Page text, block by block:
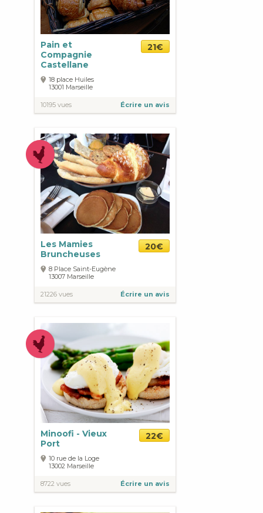
Pain et
Compagnie
Castellane
21€
18 place Huiles
13001 Marseille
10195 vues Écrire un avis
Les Mamies
Bruncheuses
20€
8 Place Saint-Eugène
13007 Marseille
21226 vues Écrire un avis
Minoofi - Vieux
Port
22€
10 rue de la Loge
13002 Marseille
8722 vues Écrire un avis